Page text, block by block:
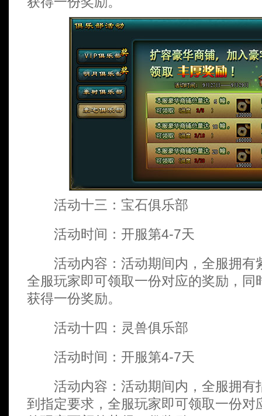
活动十三：宝石俱乐部
活动时间：开服第4-7天
活动内容：活动期间内，全服拥有
全服玩家即可领取一份对应的奖励，同
获得一份奖励。
活动十四：灵兽俱乐部
活动时间：开服第4-7天
活动内容：活动期间内，全服拥有
到指定要求，全服玩家即可领取一份对